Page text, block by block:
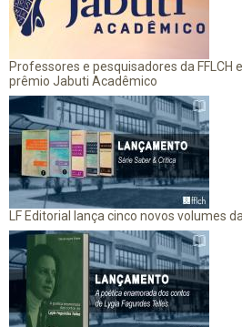
Professores e pesquisadores da FFLCH
prêmio Jabuti Acadêmico
LF Editorial lança cinco novos volumes